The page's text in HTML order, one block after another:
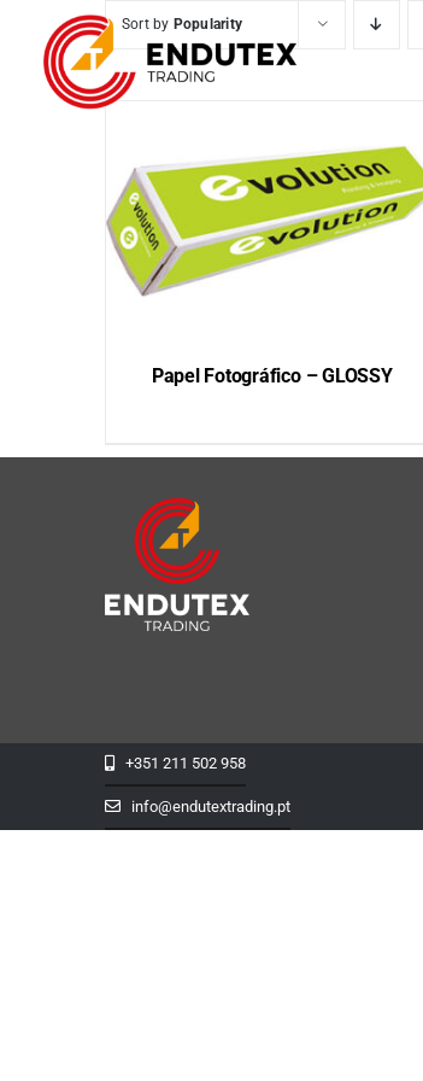
content
Sort by Popularity
Papel Fotográfico – GLOSSY
+351 211 502 958
info@endutextrading.pt